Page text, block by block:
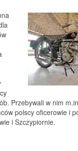
Przebywali w nim
polscy oficerowie i
i Szczypiornie.